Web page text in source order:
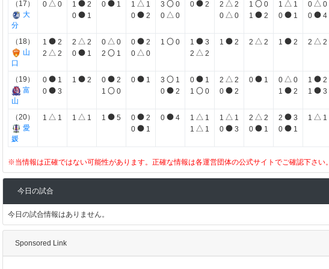
（17）
大
分
0 △ 0 1 ● 2
0 ● 1
0 ● 1 1 △ 1
0 ● 2
3 〇 0
0 △ 0
0 ● 2 2 △ 2
0 △ 0
1 〇 0
1 ● 2
1 △ 1
0 ● 1
0 △ 0
0 ● 4
（18）
山
口
1 ● 2
2 △ 2
2 △ 2
0 ● 1
0 △ 0
2 〇 1
0 ● 2
0 △ 0
1 〇 0 1 ● 3
2 △ 2
1 ● 2 2 △ 2 1 ● 2 2 △ 2
（19）
富
山
0 ● 1
0 ● 3
1 ● 2 0 ● 2
1 〇 0
0 ● 1 3 〇 1
0 ● 2
0 ● 1
1 〇 0
2 △ 2
0 ● 2
0 ● 1 0 △ 0
1 ● 2
1 ● 2
1 ● 3
（20）
愛
媛
1 △ 1 1 △ 1 1 ● 5 0 ● 2
0 ● 1
0 ● 4 1 △ 1
1 △ 1
1 △ 1
0 ● 3
2 △ 2
0 ● 1
2 ● 3
0 ● 1
1 △ 1
※当情報は正確ではない可能性があります。正確な情報は各運営団体の公式サイトでご確認下さい。
今日の試合
今日の試合情報はありません。
Sponsored Link